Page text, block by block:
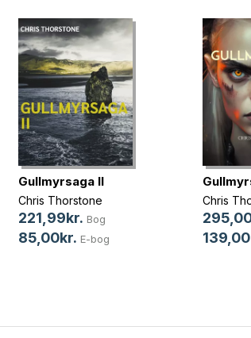
Gullmyrsaga II
Chris Thorstone
221,99kr. Bog
85,00kr. E-bog
Chris